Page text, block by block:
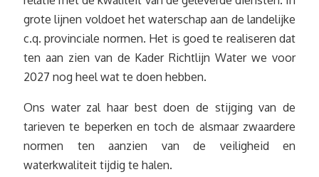
grote lijnen voldoet het waterschap aan de landelijke
c.q. provinciale normen. Het is goed te realiseren dat
ten aan zien van de Kader Richtlijn Water we voor
2027 nog heel wat te doen hebben.
Ons water zal haar best doen de stijging van de
tarieven te beperken en toch de alsmaar zwaardere
normen ten aanzien van de veiligheid en
waterkwaliteit tijdig te halen.